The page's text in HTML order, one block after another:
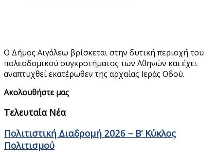
Ο Δήμος Αιγάλεω βρίσκεται στην δυτική περιοχή του
πολεοδομικού συγκροτήματος των Αθηνών και έχει
αναπτυχθεί εκατέρωθεν της αρχαίας Ιεράς Οδού.
Ακολουθήστε μας
Τελευταία Νέα
Πολιτιστική Διαδρομή 2026 – Β’ Κύκλος
Πολιτισμού